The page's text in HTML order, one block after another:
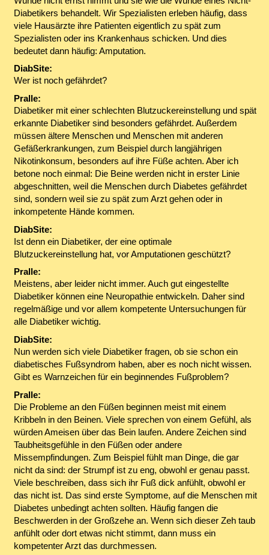
Diabetikers behandelt. Wir Spezialisten erleben häufig, dass
viele Hausärzte ihre Patienten eigentlich zu spät zum
Spezialisten oder ins Krankenhaus schicken. Und dies
bedeutet dann häufig: Amputation.
DiabSite:
Wer ist noch gefährdet?
Pralle:
Diabetiker mit einer schlechten Blutzuckereinstellung und spät
erkannte Diabetiker sind besonders gefährdet. Außerdem
müssen ältere Menschen und Menschen mit anderen
Gefäßerkrankungen, zum Beispiel durch langjährigen
Nikotinkonsum, besonders auf ihre Füße achten. Aber ich
betone noch einmal: Die Beine werden nicht in erster Linie
abgeschnitten, weil die Menschen durch Diabetes gefährdet
sind, sondern weil sie zu spät zum Arzt gehen oder in
inkompetente Hände kommen.
DiabSite:
Ist denn ein Diabetiker, der eine optimale
Blutzuckereinstellung hat, vor Amputationen geschützt?
Pralle:
Meistens, aber leider nicht immer. Auch gut eingestellte
Diabetiker können eine Neuropathie entwickeln. Daher sind
regelmäßige und vor allem kompetente Untersuchungen für
alle Diabetiker wichtig.
DiabSite:
Nun werden sich viele Diabetiker fragen, ob sie schon ein
diabetisches Fußsyndrom haben, aber es noch nicht wissen.
Gibt es Warnzeichen für ein beginnendes Fußproblem?
Pralle:
Die Probleme an den Füßen beginnen meist mit einem
Kribbeln in den Beinen. Viele sprechen von einem Gefühl, als
würden Ameisen über das Bein laufen. Andere Zeichen sind
Taubheitsgefühle in den Füßen oder andere
Missempfindungen. Zum Beispiel fühlt man Dinge, die gar
nicht da sind: der Strumpf ist zu eng, obwohl er genau passt.
Viele beschreiben, dass sich ihr Fuß dick anfühlt, obwohl er
das nicht ist. Das sind erste Symptome, auf die Menschen mit
Diabetes unbedingt achten sollten. Häufig fangen die
Beschwerden in der Großzehe an. Wenn sich dieser Zeh taub
anfühlt oder dort etwas nicht stimmt, dann muss ein
kompetenter Arzt das durchmessen.